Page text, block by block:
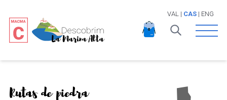
VAL | CAS| ENG
Open
Rutas de piedra